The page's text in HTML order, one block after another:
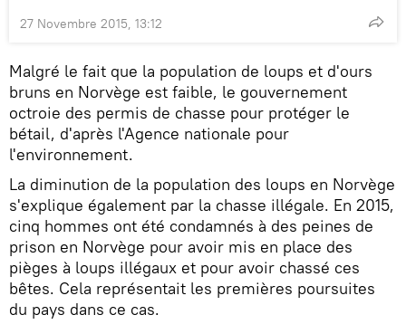
27 Novembre 2015, 13:12
Malgré le fait que la population de loups et d'ours
bruns en Norvège est faible, le gouvernement
octroie des permis de chasse pour protéger le
bétail, d'après l'Agence nationale pour
l'environnement.
La diminution de la population des loups en Norvège
s'explique également par la chasse illégale. En 2015,
cinq hommes ont été condamnés à des peines de
prison en Norvège pour avoir mis en place des
pièges à loups illégaux et pour avoir chassé ces
bêtes. Cela représentait les premières poursuites
du pays dans ce cas.